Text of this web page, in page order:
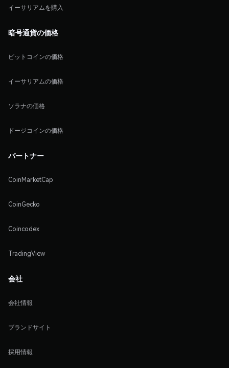
イーサリアムを購入
暗号通貨の価格
ビットコインの価格
イーサリアムの価格
ソラナの価格
ドージコインの価格
パートナー
CoinMarketCap
CoinGecko
Coincodex
TradingView
会社
会社情報
ブランドサイト
採用情報